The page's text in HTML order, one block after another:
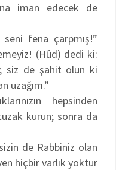
iman edecek de
seni fena çarpmış!”
(Hûd) dedi ki:
siz de şahit olun ki
uzağım.”
hepsinden
kurun; sonra da
de Rabbiniz olan
hiçbir varlık yoktur